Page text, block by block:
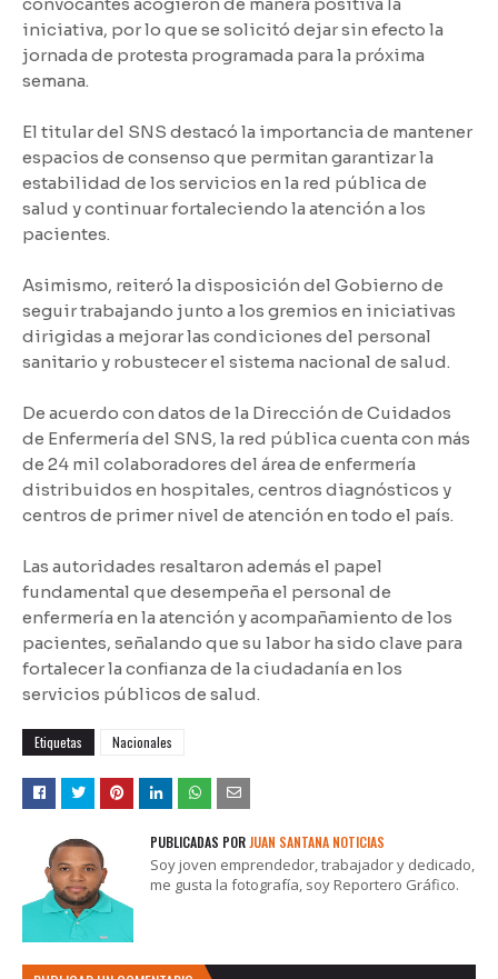
convocantes acogieron de manera positiva la
iniciativa, por lo que se solicitó dejar sin efecto la
jornada de protesta programada para la próxima
semana.
El titular del SNS destacó la importancia de mantener
espacios de consenso que permitan garantizar la
estabilidad de los servicios en la red pública de
salud y continuar fortaleciendo la atención a los
pacientes.
Asimismo, reiteró la disposición del Gobierno de
seguir trabajando junto a los gremios en iniciativas
dirigidas a mejorar las condiciones del personal
sanitario y robustecer el sistema nacional de salud.
De acuerdo con datos de la Dirección de Cuidados
de Enfermería del SNS, la red pública cuenta con más
de 24 mil colaboradores del área de enfermería
distribuidos en hospitales, centros diagnósticos y
centros de primer nivel de atención en todo el país.
Las autoridades resaltaron además el papel
fundamental que desempeña el personal de
enfermería en la atención y acompañamiento de los
pacientes, señalando que su labor ha sido clave para
fortalecer la confianza de la ciudadanía en los
servicios públicos de salud.
Etiquetas Nacionales
PUBLICADAS PORJUAN SANTANA NOTICIAS
Soy joven emprendedor, trabajador y dedicado,
me gusta la fotografía, soy Reportero Gráfico.